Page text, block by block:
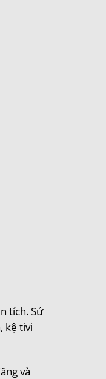
tích. Sử
kệ tivi
và